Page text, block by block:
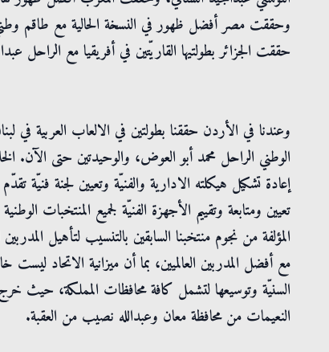
وحققت مصر أفضل ظهور في النسخة الحالية مع طاقم
حققت الجزائر بطولتيها القاريّتين في أفريقيا مع الراحل
الوطني الراحل محمد أبو العوض، والوحيدتين حتى الآن.
إعادة تشكيل هيكلته الادارية والفنيّة وتعيين لجنة فنيّة
تعيين ومتابعة وتقييم الأجهزة الفنيّة لجميع المنتخبات
المؤلفة من نجوم منتخبنا السابقين بالتنسيب لتأهيل
مع أفضل المدربين العالميين، بما أن ميزانية الاتحاد
السنيّة وتوسيعها لتشمل كافة محافظات المملكة، حيث
النعيمات من محافظة معان وعبدالله نصيب من العقبة.